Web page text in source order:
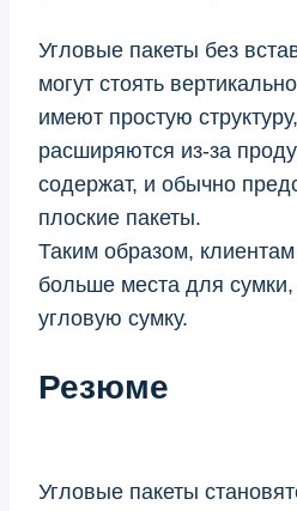
Угловые пакеты без
могут стоять
имеют простую
расширяются из-за
содержат, и обычно
плоские пакеты.
Таким образом,
больше места для
угловую сумку.
Резюме
Угловые пакеты